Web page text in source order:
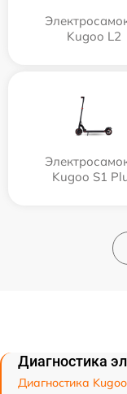
Kugoo L2
Kugoo S1
Диагностика
Диагностика